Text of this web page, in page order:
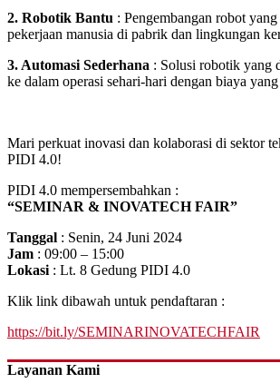
2. Robotik Bantu : Pengembangan robot
pekerjaan manusia di pabrik dan lingkungan
3. Automasi Sederhana : Solusi robotik yang
ke dalam operasi sehari-hari dengan biaya
Mari perkuat inovasi dan kolaborasi di sektor
PIDI 4.0!
PIDI 4.0 mempersembahkan :
“SEMINAR & INOVATECH FAIR”
Tanggal : Senin, 24 Juni 2024
Jam : 09:00 – 15:00
Lokasi : Lt. 8 Gedung PIDI 4.0
Klik link dibawah untuk pendaftaran :
https://bit.ly/SEMINARINOVATECHFAIR
Layanan Kami